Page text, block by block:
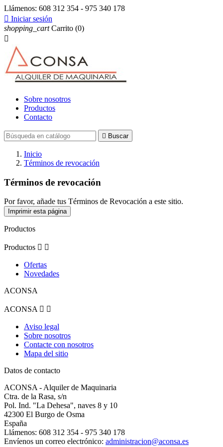
Llámenos: 608 312 354 - 975 340 178
 Iniciar sesión
shopping_cart Carrito (0)

Sobre nosotros
Productos
Contacto
 Buscar
Inicio
Términos de revocación
Términos de revocación
Por favor, añade tus Términos de Revocación a este sitio.
Productos
Productos  
Ofertas
Novedades
ACONSA
ACONSA  
Aviso legal
Sobre nosotros
Contacte con nosotros
Mapa del sitio
Datos de contacto
ACONSA - Alquiler de Maquinaria
Ctra. de la Rasa, s/n
Pol. Ind. "La Dehesa", naves 8 y 10
42300 El Burgo de Osma
España
Llámenos: 608 312 354 - 975 340 178
Envíenos un correo electrónico: administracion@aconsa.es